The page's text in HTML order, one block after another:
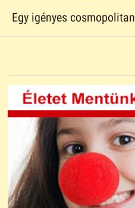
Egy igényes cosmopolitan